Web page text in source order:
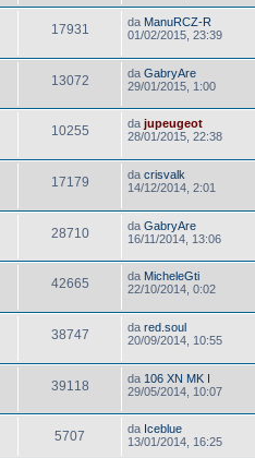
17931 da ManuRCZ-R
01/02/2015, 23:39
13072 da GabryAre
29/01/2015, 1:00
10255 da jupeugeot
28/01/2015, 22:38
17179 da crisvalk
14/12/2014, 2:01
28710 da GabryAre
16/11/2014, 13:06
42665 da MicheleGti
22/10/2014, 0:02
38747 da red.soul
20/09/2014, 10:55
39118 da 106 XN MK I
29/05/2014, 10:07
5707 da Iceblue
13/01/2014, 16:25